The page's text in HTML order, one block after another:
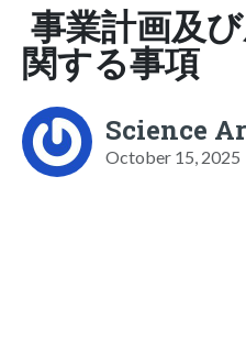
事業計画及
関する事項
Science
October 15, 2025